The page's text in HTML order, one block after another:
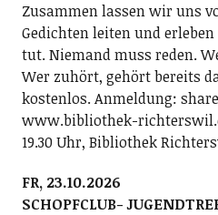
Zusammen lassen wir uns
Gedichten leiten und
tut. Niemand muss reden.
Wer zuhört, gehört bereits
kostenlos. Anmeldung:
www.bibliothek-
19.30 Uhr, Bibliothek
FR, 23.10.2026
SCHOPFCLUB-